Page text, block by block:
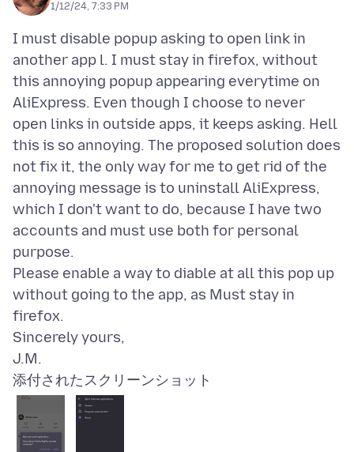
1/12/24, 7:33 PM
I must disable popup asking to open link in
another app l. I must stay in firefox, without
this annoying popup appearing everytime on
AliExpress. Even though I choose to never
open links in outside apps, it keeps asking. Hell
this is so annoying. The proposed solution does
not fix it, the only way for me to get rid of the
annoying message is to uninstall AliExpress,
which I don't want to do, because I have two
accounts and must use both for personal
purpose.
Please enable a way to diable at all this pop up
without going to the app, as Must stay in
firefox.
Sincerely yours,
添付されたスクリーンショット